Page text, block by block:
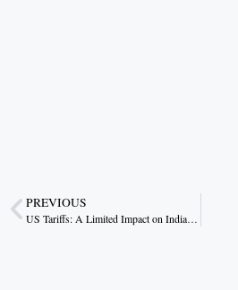
PREVIOUS
US Tariffs: A Limited Impact on India’s Economy